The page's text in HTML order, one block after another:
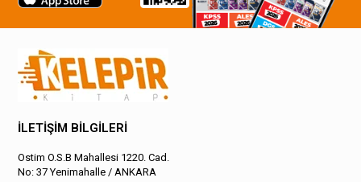
İLETİŞİM BİLGİLERİ
Ostim O.S.B Mahallesi 1220. Cad.
No: 37 Yenimahalle / ANKARA